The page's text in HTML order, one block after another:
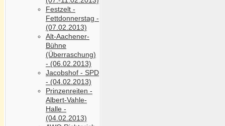
Festzelt -
Fettdonnerstag -
(07.02.2013)
Alt-Aachener-
Bühne
(Überraschung)
- (06.02.2013)
Jacobshof - SPD
- (04.02.2013)
Prinzenreiten -
Albert-Vahle-
Halle -
(04.02.2013)